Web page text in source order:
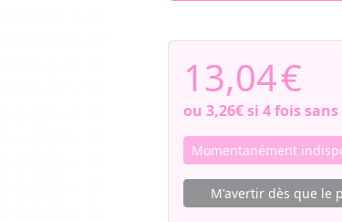
13,04€
ou 3,26€si 4 fois
Momentanément
M'avertir dès que le